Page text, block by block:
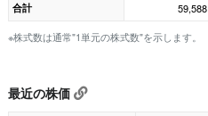
合計 59,588
※株式数は通常"1単元の株式数"を示します。
最近の株価